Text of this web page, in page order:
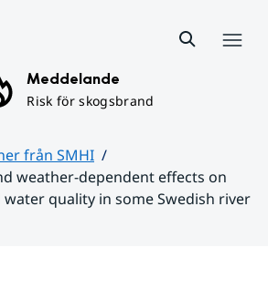
Meddelande
Risk för skogsbrand
från SMHI
weather-dependent effects on
quality in some Swedish river